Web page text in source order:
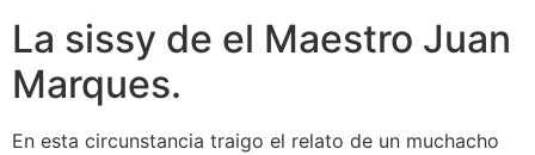
La sissy de el Maestro Juan
Marques.
En esta circunstancia traigo el relato de un muchacho